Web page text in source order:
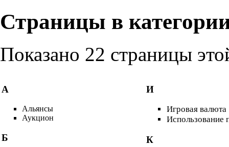
Страницы в
Показано 22 страницы
А
Альянсы
Аукцион
Б
И
Игровая валюта
Использование
К